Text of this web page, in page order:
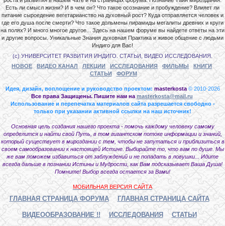
Есть ли смысл жизни? И в чем он? Что такое осознание и пробуждение? Влияет ли
питание сыроедение вегетарианство на духовный рост? Куда отправляется человек и
где его душа после смерти? Что такое дольмены пирамиды мегалиты древних и круги
на полях? И много многое другое... Здесь на нашем форуме вы найдете ответы на эти
и другие вопросы. Уникальные Знания духовная Практика и живое общение с людьми
Индиго для Вас!
(с) УНИВЕРСИТЕТ РАЗВИТИЯ ИНДИГО. СТАТЬИ, ВИДЕО ИССЛЕДОВАНИЯ.
НОВОЕ
ВИДЕО КАНАЛ ЛЕКЦИИ ИССЛЕДОВАНИЯ ФИЛЬМЫ
КНИГИ
СТАТЬИ
ФОРУМ
Идея, дизайн, воплощение и руководство проектом: masterkosta © 2010-2026
Все права Защищены. Пишите нам на masterkosta@mail.ru
Использование и перепечатка материалов сайта разрешается свободно -
только при указании активной ссылки на наш источник!
Основная цель создания нашего проекта - помочь каждому человеку самому
определится и найти свой Путь, в том гигантском потоке информации и знаний,
который существует в мироздании с тем, чтобы не запутаться и приблизиться в
своем самообразовании к настоящей Истине. Выбирайте то, что вам по душе. Мы
же вам поможем избавиться от заблуждений и не попадать в ловушки... Идите
всегда дальше в познании Истины и Мудрости, как Вам подсказывает Ваша Душа!
Помните! Выбор всегда остается за Вами!
МОБИЛЬНАЯ ВЕРСИЯ САЙТА
ГЛАВНАЯ СТРАНИЦА ФОРУМА ГЛАВНАЯ СТРАНИЦА САЙТА
ВИДЕООБРАЗОВАНИЕ !! ИССЛЕДОВАНИЯ СТАТЬИ